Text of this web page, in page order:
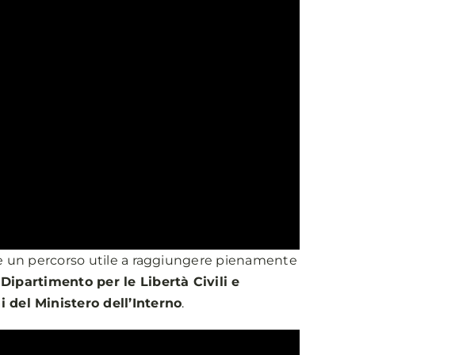
un percorso utile a raggiungere pienamente
per le Libertà Civili e
Ministero dell’Interno.